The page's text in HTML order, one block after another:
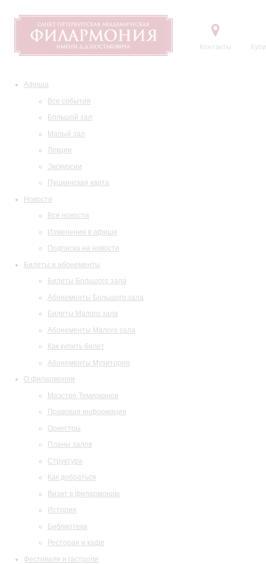
Контакты
Афиша
Все события
Большой зал
Малый зал
Лекции
Экскурсии
Пушкинская карта
Новости
Все новости
Изменения в афише
Подписка на новости
Билеты и абонементы
Билеты Большого зала
Абонементы Большого зала
Билеты Малого зала
Абонементы Малого зала
Как купить билет
Абонементы Музитория
О филармонии
Маэстро Темирканов
Правовая информация
Оркестры
Планы залов
Структура
Как добраться
Визит в филармонию
История
Библиотека
Ресторан и кафе
Фестивали и гастроли